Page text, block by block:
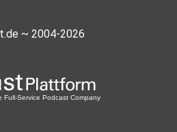
~ 2004-2026